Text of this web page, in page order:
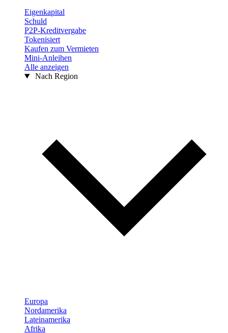
Eigenkapital
Schuld
P2P-Kreditvergabe
Tokenisiert
Kaufen zum Vermieten
Mini-Anleihen
Alle anzeigen
Nach Region
Europa
Nordamerika
Lateinamerika
Afrika